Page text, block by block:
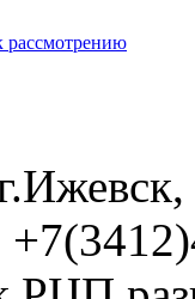
рассмотрению